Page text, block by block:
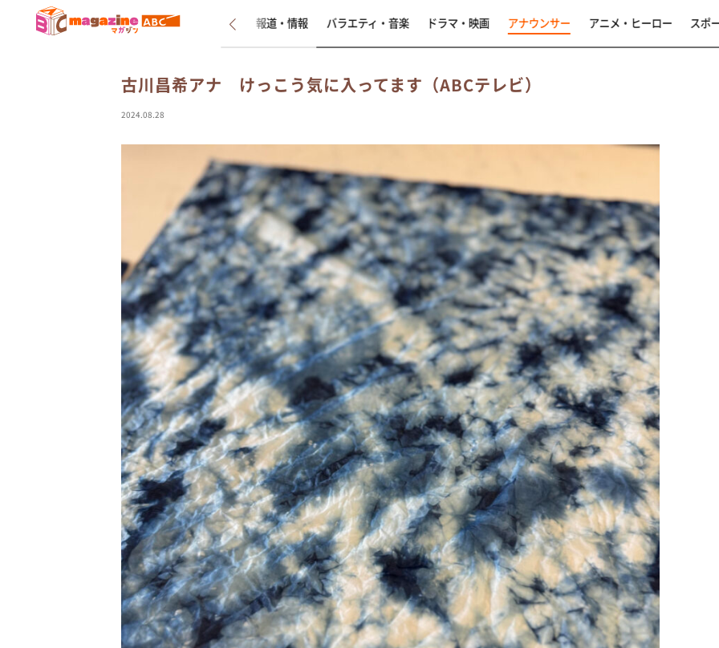
新着 インタビュー 報道・情報 バラエティ・音楽 ドラマ・映画 アナウンサー アニメ・ヒーロー スポ
古川昌希アナ けっこう気に入ってます（ABCテレビ）
2024.08.28